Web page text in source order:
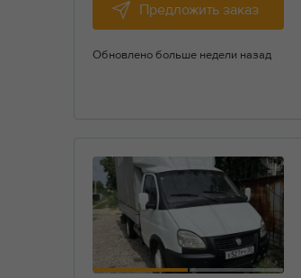
Предложить заказ
Обновлено больше недели назад